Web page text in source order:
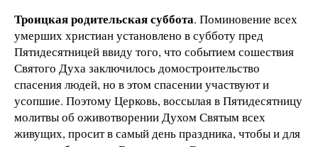
Троицкая родительская суббота. Поминовение всех
умерших христиан установлено в субботу пред
Пятидесятницей ввиду того, что событием сошествия
Святого Духа заключилось домостроительство
спасения людей, но в этом спасении участвуют и
усопшие. Поэтому Церковь, воссылая в Пятидесятницу
молитвы об оживотворении Духом Святым всех
живущих, просит в самый день праздника, чтобы и для